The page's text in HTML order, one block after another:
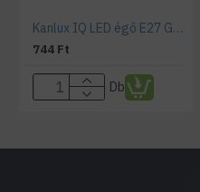
Kanlux IQ LED égő E27 G45 kisgömb 5,5W meleg fehér
744 Ft
Db